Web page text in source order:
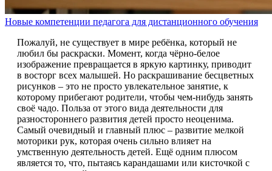
Новые компетенции педагога для дистанционного обучения
Пожалуй, не существует в мире ребёнка, который не
любил бы раскраски. Момент, когда чёрно-белое
изображение превращается в яркую картинку, приводит
в восторг всех малышей. Но раскрашивание бесцветных
рисунков – это не просто увлекательное занятие, к
которому прибегают родители, чтобы чем-нибудь занять
своё чадо. Польза от этого вида деятельности для
разностороннего развития детей просто неоценима.
Самый очевидный и главный плюс – развитие мелкой
моторики рук, которая очень сильно влияет на
умственную деятельность детей. Ещё одним плюсом
является то, что, пытаясь карандашами или кисточкой с